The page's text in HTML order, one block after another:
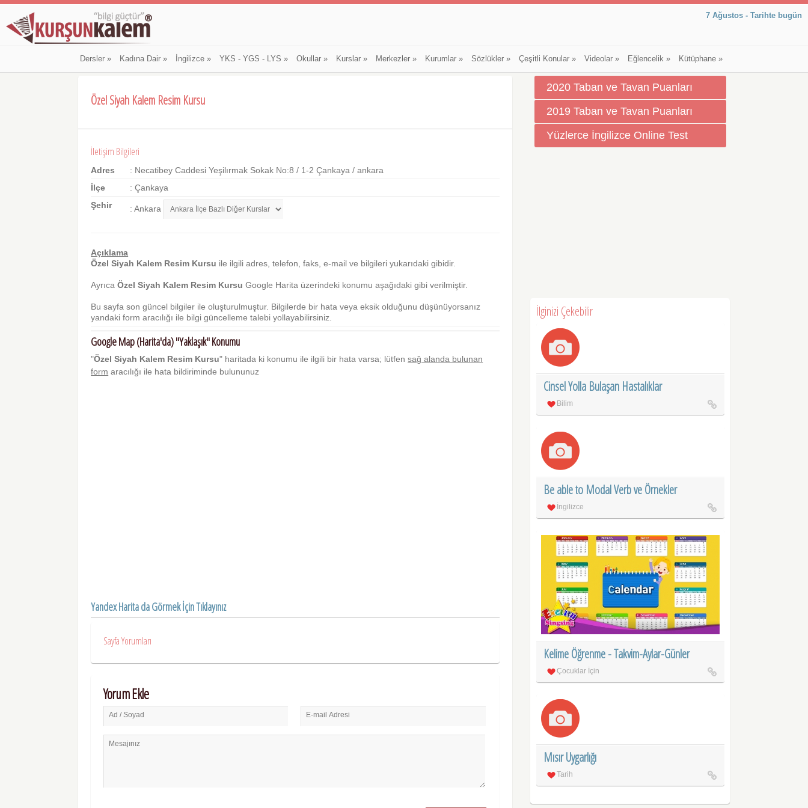
7 Ağustos - Tarihte bugün
Dersler» Kadına Dair» İngilizce» YKS - YGS - LYS » Okullar» Kurslar» Merkezler» Kurumlar» Sözlükler» Çeşitli Konular» Videolar» Eğlencelik» Kütüphane»
Özel Siyah Kalem Resim Kursu
İletişim Bilgileri
Adres
: Necatibey Caddesi Yeşilırmak Sokak No:8 / 1-2 Çankaya / ankara
İlçe
: Çankaya
Şehir
: Ankara
Açıklama
Özel Siyah Kalem Resim Kursu ile ilgili adres, telefon, faks, e-mail ve bilgileri yukarıdaki gibidir.
AyrıcaÖzel Siyah Kalem Resim Kursu Google Harita üzerindeki konumu aşağıdaki gibi verilmiştir.
Bu sayfa son güncel bilgiler ile oluşturulmuştur. Bilgilerde bir hata veya eksik olduğunu düşünüyorsanız
yandaki form aracılığı ile bilgi güncelleme talebi yollayabilirsiniz.
Google Map (Harita'da) "Yaklaşık" Konumu
"Özel Siyah Kalem Resim Kursu" haritada ki konumu ile ilgili bir hata varsa; lütfensağ alanda bulunan
form aracılığı ile hata bildiriminde bulununuz
Yandex Harita da Görmek İçin Tıklayınız
Sayfa Yorumları
Yorum Ekle
Ad / Soyad E-mail Adresi
Mesajınız
2020 Taban ve Tavan Puanları
2019 Taban ve Tavan Puanları
Yüzlerce İngilizce Online Test
İlginizi Çekebilir
Cinsel Yolla Bulaşan Hastalıklar
Bilim
Be able to Modal Verb ve Örnekler
İngilizce
Kelime Öğrenme - Takvim-Aylar-Günler
Çocuklar İçin
Mısır Uygarlığı
Tarih